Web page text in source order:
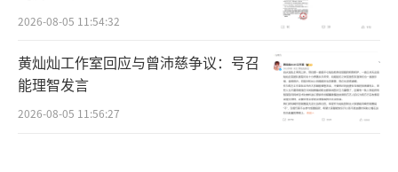
当天，现场有不少退休警察和警属前来观
影，看到影片中黄志忠、姜武、郭涛塑造的三
位有血有肉的警察形象，一位警属不禁感
2026-08-05 11:54:32
黄灿灿工作室回应与曾沛慈争议：号召
能理智发言
2026-08-05 11:56:27